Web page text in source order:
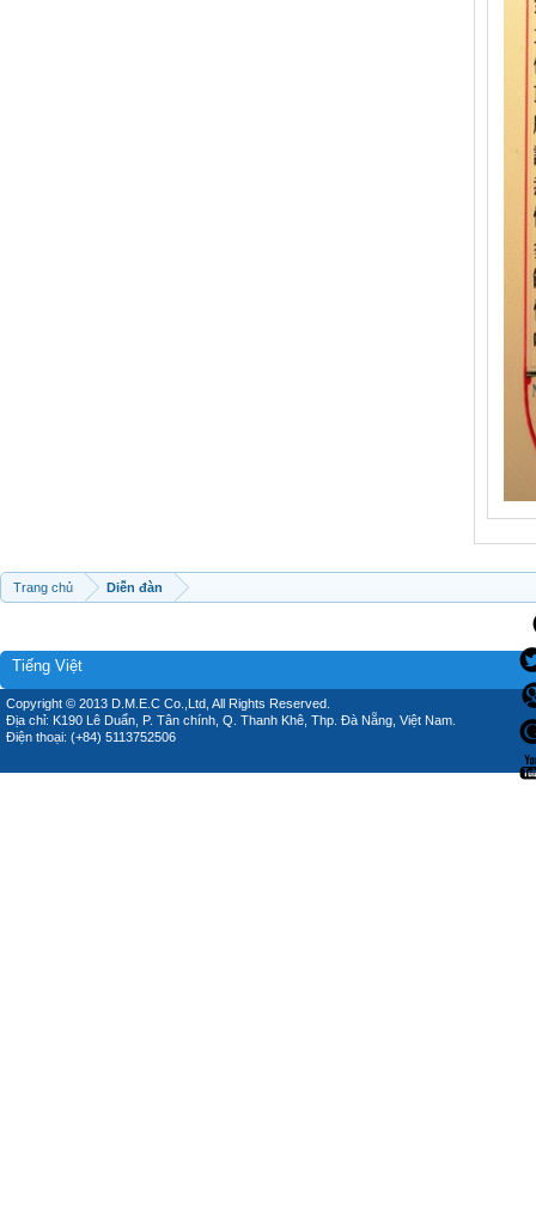
Trang chủ Diễn đàn
Tiếng Việt
Copyright © 2013 D.M.E.C Co.,Ltd, All Rights Reserved.
Địa chỉ: K190 Lê Duẩn, P. Tân chính, Q. Thanh Khê, Thp. Đà Nẵng, Việt Nam.
Điện thoại: (+84) 5113752506